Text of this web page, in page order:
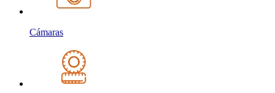
Cámaras